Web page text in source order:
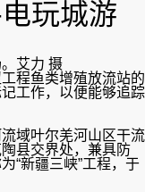
玩城游
艾力 摄
程鱼类增殖放流站的
工作，以便能够追踪
域叶尔羌河山区干流
县交界处，兼具防
“新疆三峡”工程，于